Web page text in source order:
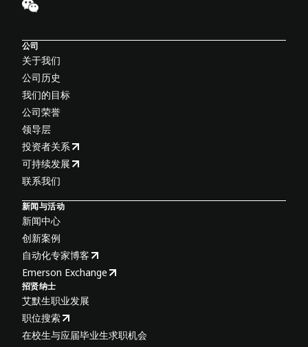
公司
关于我们
公司历史
我们的目标
公司荣誉
领导层
投资者关系
可持续发展
联系我们
新闻与活动
新闻中心
创新案例
自动化专家博客
Emerson Exchange
招贤纳士
艾默生职业发展
职位搜索
在校生与应届毕业生求职机会